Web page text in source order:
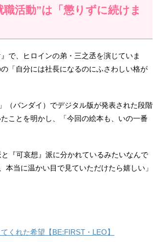
活動”は「懲りずに続けま
で、ヒロインの弟・三之丞を演じていま
「自分には社長になるのにふさわしい格が
（バンダイ）でデジタル版が発表された段階
ことを明かし、「今回の絵本も、いの一番
『可哀想』派に分かれているみたいなんで
当に温かい目で見ていただけたら嬉しい」
くれた希望【BE:FIRST・LEO】